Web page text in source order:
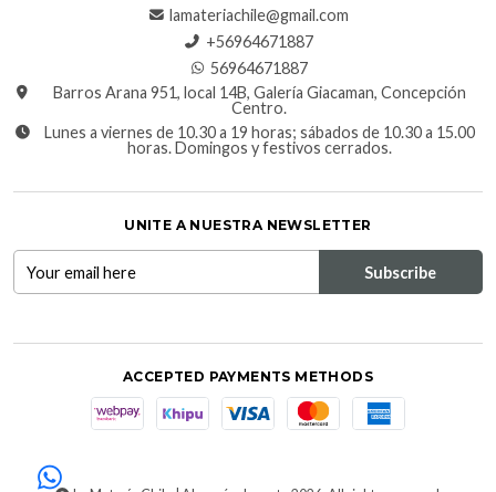
lamateriachile@gmail.com
+56964671887
56964671887
Barros Arana 951, local 14B, Galería Giacaman, Concepción
Centro.
Lunes a viernes de 10.30 a 19 horas; sábados de 10.30 a 15.00
horas. Domingos y festivos cerrados.
UNITE A NUESTRA NEWSLETTER
ACCEPTED PAYMENTS METHODS